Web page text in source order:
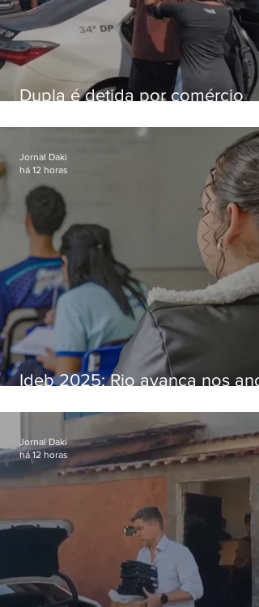
Dupla é detida por comércio
Bangu
Ideb 2025: Rio avança nos
nacional
Jornal Daki
há 12 horas
Jornal Daki
há 12 horas